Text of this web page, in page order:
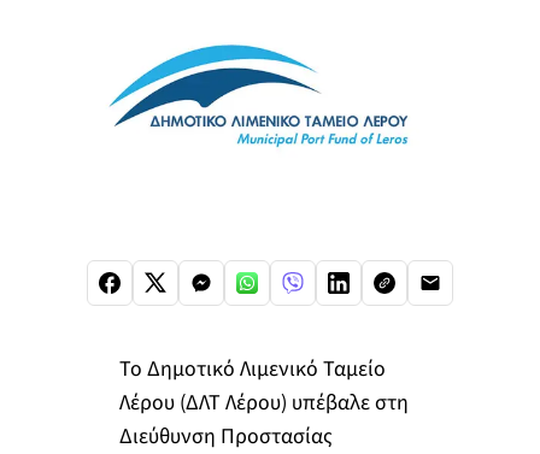
Το Δημοτικό Λιμενικό Ταμείο
Λέρου (ΔΛΤ Λέρου) υπέβαλε στη
Διεύθυνση Προστασίας